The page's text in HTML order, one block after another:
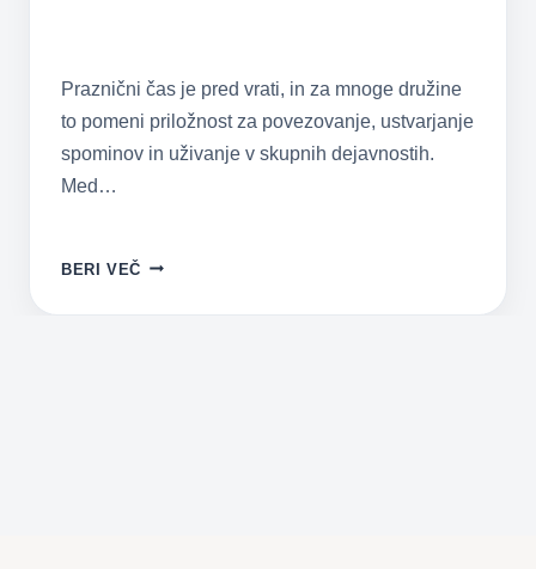
Praznični čas je pred vrati, in za mnoge družine
to pomeni priložnost za povezovanje, ustvarjanje
spominov in uživanje v skupnih dejavnostih.
Med…
BERI VEČ PRIPRAVA
PRAZNIČNO